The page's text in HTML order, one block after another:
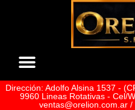
Dirección: Adolfo Alsina 1537 -
9960 Lineas Rotativas - Cel/
ventas@orelion.com.ar